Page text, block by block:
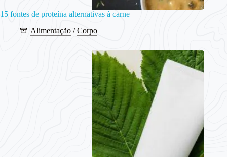
15 fontes de proteína alternativas à carne
Alimentação /Corpo